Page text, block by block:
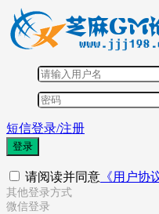
短信登录/注册
登录
请阅读并同意 《用户协
其他登录方式
微信登录